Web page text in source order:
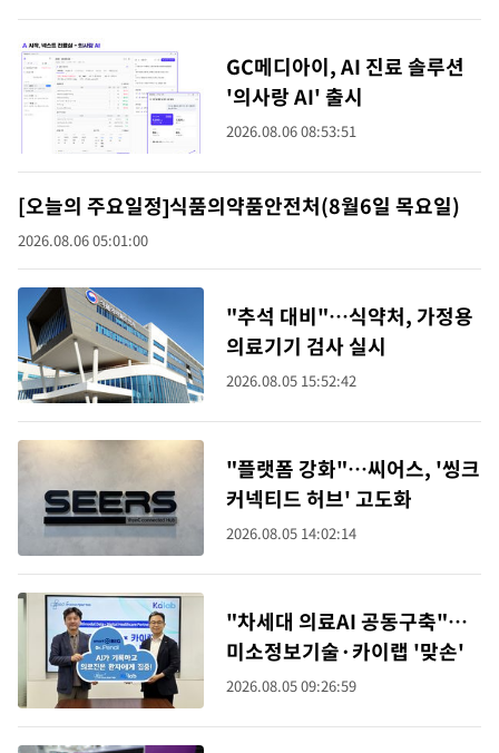
GC메디아이, AI 진료 솔루션
'의사랑 AI' 출시
2026.08.06 08:53:51
[오늘의 주요일정]식품의약품안전처(8월6일 목요일)
2026.08.06 05:01:00
"추석 대비"…식약처, 가정용
의료기기 검사 실시
2026.08.05 15:52:42
"플랫폼 강화"…씨어스, '씽크
커넥티드 허브' 고도화
2026.08.05 14:02:14
"차세대 의료AI 공동구축"…
미소정보기술·카이랩 '맞손'
2026.08.05 09:26:59